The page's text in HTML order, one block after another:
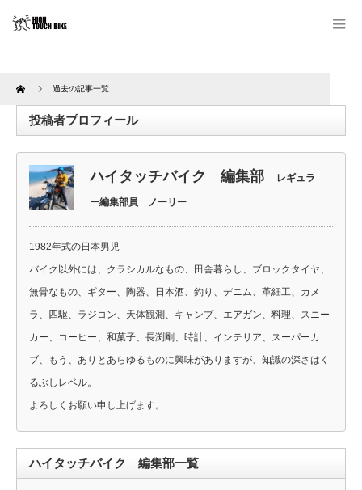
Home 過去の記事一覧
投稿者プロフィール
ハイタッチバイク 編集部 レギュラ
ー編集部員 ノーリー
1982年式の日本男児
バイク以外には、クラシカルなもの、田舎暮らし、ブロックタイヤ、
無骨なもの、ギター、陶器、日本酒、釣り、デニム、革細工、カメ
ラ、四駆、ラジコン、天体観測、キャンプ、エアガン、料理、スニー
カー、コーヒー、和菓子、長渕剛、時計、インテリア、スーパーカ
ブ、もう、ありとあらゆるものに興味がありますが、知識の深さはく
るぶしレベル。
よろしくお願い申し上げます。
ハイタッチバイク 編集部一覧